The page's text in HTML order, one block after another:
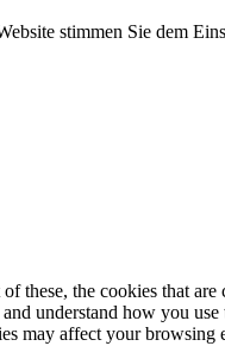
stimmen Sie dem
the cookies that
understand how you
may affect your browsing